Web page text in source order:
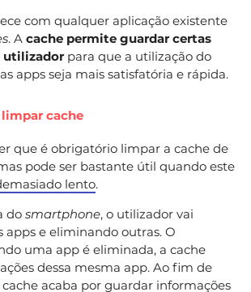
com qualquer aplicação existente
. A cache permite guardar certas
utilizador para que a utilização do
apps seja mais satisfatória e rápida.
limpar cache
que é obrigatório limpar a cache de
pode ser bastante útil quando este
lento.
do smartphone, o utilizador vai
apps e eliminando outras. O
uma app é eliminada, a cache
dessa mesma app. Ao fim de
acaba por guardar informações